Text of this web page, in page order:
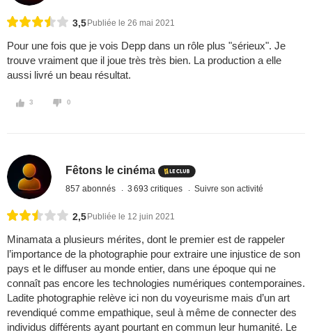
3,5 Publiée le 26 mai 2021
Pour une fois que je vois Depp dans un rôle plus "sérieux". Je
trouve vraiment que il joue très très bien. La production a elle
aussi livré un beau résultat.
3 0
Fêtons le cinéma
857 abonnés 3 693 critiques Suivre son activité
2,5 Publiée le 12 juin 2021
Minamata a plusieurs mérites, dont le premier est de rappeler
l’importance de la photographie pour extraire une injustice de son
pays et le diffuser au monde entier, dans une époque qui ne
connaît pas encore les technologies numériques contemporaines.
Ladite photographie relève ici non du voyeurisme mais d’un art
revendiqué comme empathique, seul à même de connecter des
individus différents ayant pourtant en commun leur humanité. Le